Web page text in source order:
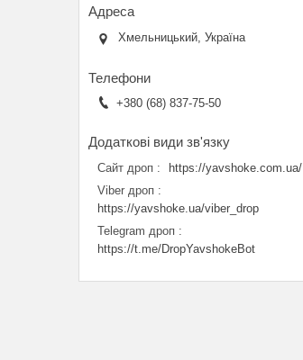
Хмельницький, Україна
+380 (68) 837-75-50
Сайт дроп
https://yavshoke.com.ua/
Viber дроп
https://yavshoke.ua/viber_drop
Telegram дроп
https://t.me/DropYavshokeBot